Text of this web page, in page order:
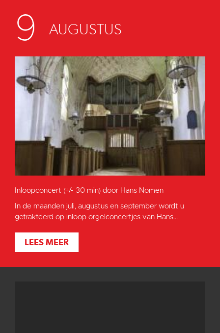
9 AUGUSTUS
Inloopconcert (+/- 30 min) door Hans Nomen
In de maanden juli, augustus en september wordt u
getrakteerd op inloop orgelconcertjes van Hans...
LEES MEER